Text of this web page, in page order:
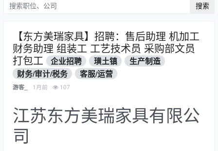
搜索
【东方美瑞家具】招聘：售后助理 机加工
财务助理 组装工 工艺技术员 采购部文员
打包工
企业招聘 璜土镇
生产制造
财务/审计/税务
客服/运营
游客_ 1月前 107
江苏东方美瑞家具有限公
司